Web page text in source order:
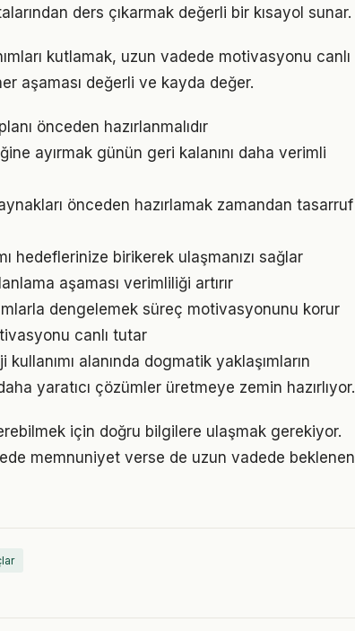
ders çıkarmak değerli bir kısayol sunar.
kutlamak, uzun vadede motivasyonu canlı
aşaması değerli ve kayda değer.
önceden hazırlanmalıdır
ayırmak günün geri kalanını daha verimli
önceden hazırlamak zamandan tasarruf
hedeflerinize birikerek ulaşmanızı sağlar
aşaması verimliliği artırır
dengelemek süreç motivasyonunu korur
canlı tutar
alanında dogmatik yaklaşımların
yaratıcı çözümler üretmeye zemin hazırlıyor.
için doğru bilgilere ulaşmak gerekiyor.
memnuniyet verse de uzun vadede beklenen